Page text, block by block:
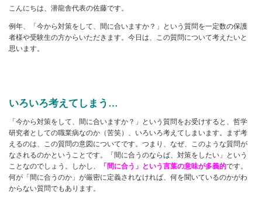
こんにちは、潜龍舎代表の佐藤です。
例年、「今から対策をして、間に合いますか？」という質問を一定数の保護
者様や受験生の方からいただきます。今日は、この質問について考えたいと
思います。
いろいろ考えてしまう…
「今から対策をして、間に合いますか？」という質問をお受けすると、哲学
研究者としての職業病なのか（苦笑）、いろいろ考えてしまいます。まず考
えるのは、この質問の意図についてです。つまり、なぜ、このような質問が
なされるのかということです。「間に合うのならば、対策をしたい」という
ことなのでしょう。しかし、
「間に合う」という言葉の意味が多義的です。
何が「間に合うのか」が厳密に定義されなければ、何を聞いているのかがわ
からない質問でもあります。